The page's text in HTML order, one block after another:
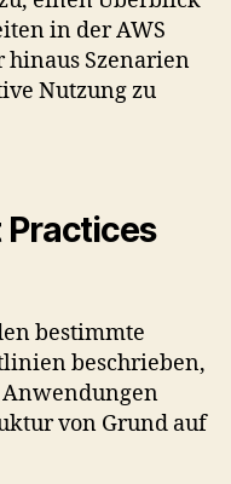
in der AWS
hinaus Szenarien
Nutzung zu
Practices
bestimmte
beschrieben,
Anwendungen
von Grund auf